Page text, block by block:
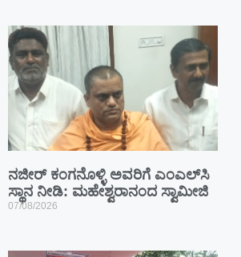
ನಜೀರ್ ಕಂಗನೊಳ್ಳಿ ಅವರಿಗೆ ಎಂಎಲ್‌ಸಿ
ಸ್ಥಾನ ನೀಡಿ: ಮಹೇಶ್ವರಾನಂದ ಸ್ವಾಮೀಜಿ
07/08/2026